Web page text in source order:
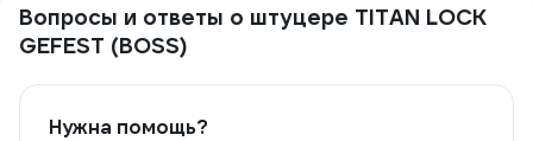
Вопросы и ответы о штуцере TITAN LOCK
GEFEST (BOSS)
Нужна помощь?